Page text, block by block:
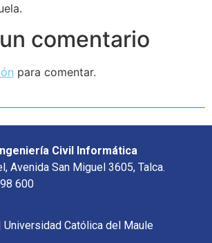
comentario
para comentar.
Civil Informática
Avenida San Miguel 3605, Talca.
600
Católica del Maule